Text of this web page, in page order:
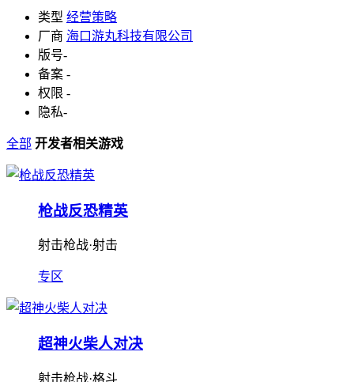
类型 经营策略
厂商 海口游丸科技有限公司
版号-
备案 -
权限 -
隐私-
全部 开发者相关游戏
枪战反恐精英
射击枪战·射击
专区
超神火柴人对决
射击枪战·格斗